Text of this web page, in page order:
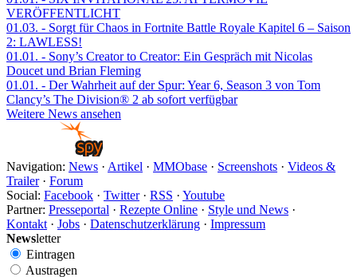
VERÖFFENTLICHT
01.03. - Sorgt für Chaos in Fortnite Battle Royale Kapitel 6 – Saison
2: LAWLESS!
01.01. - Sony’s Creator to Creator: Ein Gespräch mit Nicolas
Doucet und Brian Fleming
01.01. - Der Wahrheit auf der Spur: Year 6, Season 3 von Tom
Clancy’s The Division® 2 ab sofort verfügbar
Weitere News ansehen
Navigation: News · Artikel · MMObase · Screenshots · Videos &
Trailer· Forum
Social: Facebook · Twitter· RSS · Youtube
Partner: Presseportal · Rezepte Online · Style und News ·
Kontakt · Jobs · Datenschutzerklärung · Impressum
Newsletter
Eintragen
Austragen